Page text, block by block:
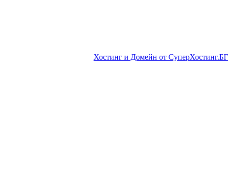
Хостинг и Домейн от СуперХостинг.БГ